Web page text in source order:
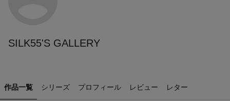
SILK55'S GALLERY
作品一覧 シリーズ プロフィール レビュー レター